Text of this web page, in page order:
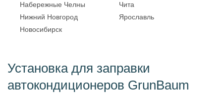
Набережные Челны
Нижний Новгород
Новосибирск
Чита
Ярославль
Установка для заправки
автокондиционеров GrunBaum